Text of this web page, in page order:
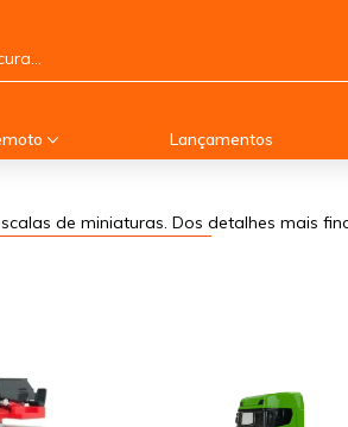
Lançamentos
de miniaturas. Dos detalhes mais